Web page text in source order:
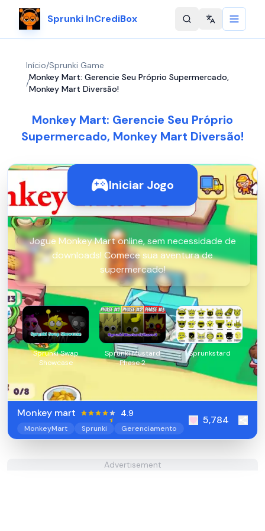
Sprunki InCrediBox Change
Início/Sprunki Game
/
Monkey Mart: Gerencie Seu Próprio Supermercado,
Monkey Mart Diversão!
Monkey Mart: Gerencie Seu Próprio
Supermercado, Monkey Mart Diversão!
Iniciar Jogo
Jogue Monkey Mart online, sem necessidade de
downloads! Comece sua aventura de
supermercado!
Sprunki Swap
Showcase
Sprunki Mustard
Phase 2
Sprunkstard
Monkey mart 4.9
MonkeyMart Sprunki Gerenciamento
5,784
Advertisement